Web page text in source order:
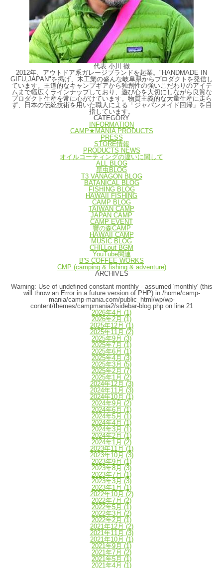
代表 小川 徹
2012年、アウトドア系ガレージブランドを起業。"HANDMADE IN
GIFU,JAPAN"を掲げ、木工業の盛んな岐阜県からプロダクトを発信し
ています。王道的なキャンプギアから独創性の強いこだわりのアイテ
ムまで幅広くラインナップしており、遊び心を大切にしながら良質な
プロダクト生産を常に心がけています。物質主義的な大量生産に走ら
ず、日本の伝統技術を用いた職人による「ジャパンメイド回帰」を目
指しています。
CATEGORY
INFORMATION
CAMP★MANIA PRODUCTS
PRESS
STORE情報
PRODUCTS NEWS
オイルコーティングの違いに関して
ALL BLOG
昆虫BLOG
T3 VANAGON BLOG
BATANICAL BLOG
FISHING BLOG
HAWAII FISHING
CAMP BLOG
TAIWAN CAMP
JAPAN CAMP
CAMP EVENT
響の森CAMP
HAWAII CAMP
MUSIC BLOG
CHILLout BGM
YouTube関連
B'S COFFEE WORKS
CMP (camping & fishing & adventure)
ARCHIVES
Warning: Use of undefined constant monthly - assumed 'monthly' (this
will throw an Error in a future version of PHP) in /home/camp-
mania/camp-mania.com/public_html/wp/wp-
content/themes/campmania2/sidebar-blog.phpon line 21
2026年4月 (1)
2026年2月 (1)
2025年12月 (1)
2025年11月 (2)
2025年9月 (3)
2025年7月 (1)
2025年6月 (1)
2025年4月 (3)
2025年3月 (5)
2025年2月 (7)
2025年1月 (2)
2024年12月 (3)
2024年11月 (3)
2024年10月 (1)
2024年9月 (2)
2024年6月 (1)
2024年5月 (1)
2024年4月 (1)
2024年3月 (1)
2024年2月 (1)
2024年1月 (2)
2023年11月 (1)
2023年10月 (3)
2023年9月 (1)
2023年8月 (3)
2023年7月 (1)
2023年3月 (3)
2023年1月 (1)
2022年10月 (2)
2022年7月 (2)
2022年5月 (1)
2022年3月 (2)
2022年2月 (1)
2021年12月 (2)
2021年11月 (3)
2021年10月 (1)
2021年9月 (1)
2021年7月 (2)
2021年5月 (1)
2021年4月 (1)